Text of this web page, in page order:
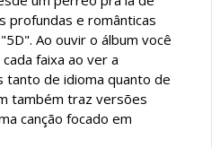
profundas e românticas
Ao ouvir o álbum você
faixa ao ver a
tanto de idioma quanto de
também traz versões
canção focado em